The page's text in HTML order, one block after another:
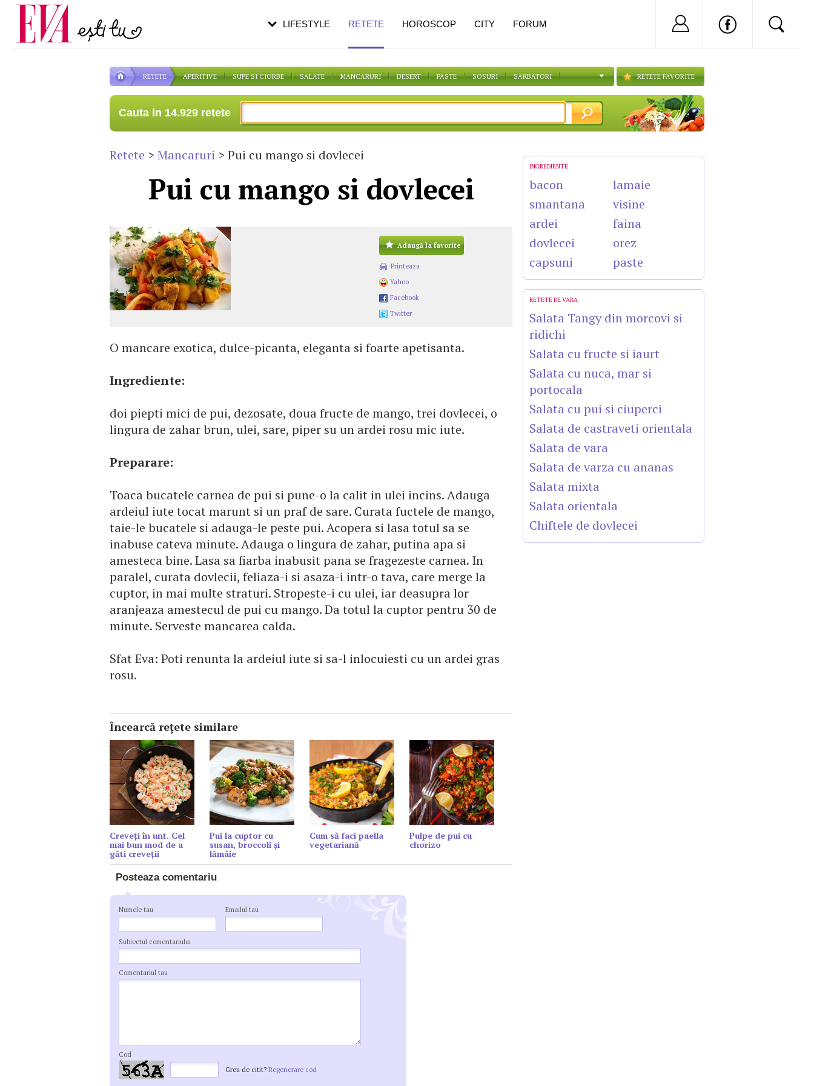
RETETE APERITIVE SUPE SI CIORBE SALATE MANCARURI DESERT PASTE SOSURI SARBATORI RETETE FAVORITE
Cauta in 14.929 retete
Retete > Mancaruri > Pui cu mango si dovlecei
Pui cu mango si dovlecei
Adaugă la favorite
Printeaza
Yahoo
Facebook
Twitter
O mancare exotica, dulce-picanta, eleganta si foarte apetisanta.
Ingrediente:
doi piepti mici de pui, dezosate, doua fructe de mango, trei dovlecei, o
lingura de zahar brun, ulei, sare, piper su un ardei rosu mic iute.
Preparare:
Toaca bucatele carnea de pui si pune-o la calit in ulei incins. Adauga
ardeiul iute tocat marunt si un praf de sare. Curata fuctele de mango,
taie-le bucatele si adauga-le peste pui. Acopera si lasa totul sa se
inabuse cateva minute. Adauga o lingura de zahar, putina apa si
amesteca bine. Lasa sa fiarba inabusit pana se fragezeste carnea. In
paralel, curata dovlecii, feliaza-i si asaza-i intr-o tava, care merge la
cuptor, in mai multe straturi. Stropeste-i cu ulei, iar deasupra lor
aranjeaza amestecul de pui cu mango. Da totul la cuptor pentru 30 de
minute. Serveste mancarea calda.
Sfat Eva: Poti renunta la ardeiul iute si sa-l inlocuiesti cu un ardei gras
rosu.
Încearcă reţete similare
Creveți în unt. Cel
mai bun mod de a
găti creveții
Pui la cuptor cu
susan, broccoli și
lămâie
Cum să faci paella
vegetariană
Pulpe de pui cu
chorizo
Posteaza comentariu
Numele tau Emailul tau
Subiectul comentariului
Comentariul tau
Cod
Greu de citit? Regenerare cod
INGREDIENTE
bacon
smantana
ardei
dovlecei
capsuni
lamaie
visine
faina
orez
paste
RETETE DE VARA
Salata Tangy din morcovi si
ridichi
Salata cu fructe si iaurt
Salata cu nuca, mar si
portocala
Salata cu pui si ciuperci
Salata de castraveti orientala
Salata de vara
Salata de varza cu ananas
Salata mixta
Salata orientala
Chiftele de dovlecei
LIFESTYLE RETETE HOROSCOP CITY FORUM Nu ai cont?
Carieră
Actualitate